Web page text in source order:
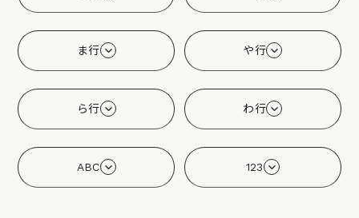
ま行 や行
ら行 わ行
ABC 123